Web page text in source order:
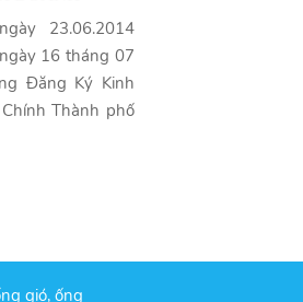
23.06.2014
16 tháng 07
Đăng Ký Kinh
Thành phố
gió, ống